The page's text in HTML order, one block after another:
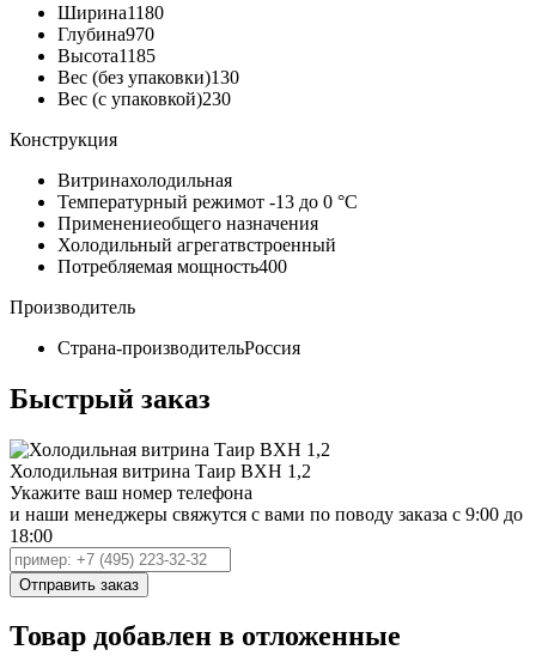
Ширина1180
Глубина970
Высота1185
Вес (без упаковки)130
Вес (с упаковкой)230
Конструкция
Витринахолодильная
Температурный режимот -13 до 0 °C
Применениеобщего назначения
Холодильный агрегатвстроенный
Потребляемая мощность400
Производитель
Страна-производительРоссия
Быстрый заказ
Холодильная витрина Таир ВХН 1,2
Укажите ваш номер телефона
и наши менеджеры свяжутся с вами по поводу заказа с 9:00 до
18:00
Товар добавлен в отложенные